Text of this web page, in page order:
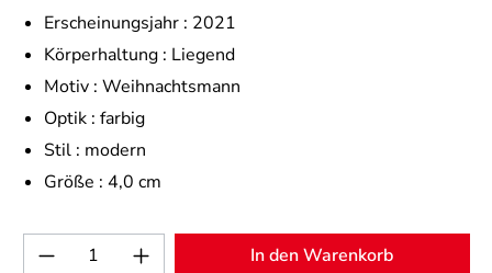
Erscheinungsjahr : 2021
Körperhaltung : Liegend
Motiv : Weihnachtsmann
Optik : farbig
Stil : modern
Größe : 4,0 cm
Produkt Anzahl: Gib den gewünschten
In den Warenkorb